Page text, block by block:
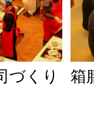
づくり 箱